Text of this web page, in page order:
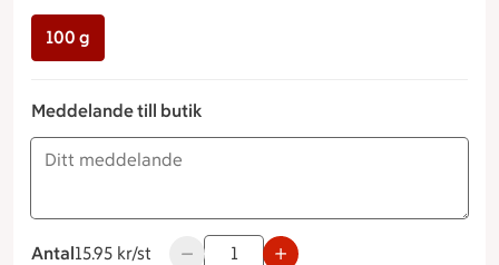
100 g
Meddelande till butik
Antal
15.95 kronor styck
15.95 kr/st Använd knapparna för att minska eller